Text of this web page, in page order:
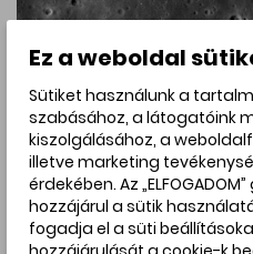
Ez a weboldal
Sütiket használunk a
szabásához, a látogatóink
kiszolgálásához, a
illetve marketing
érdekében. Az
hozzájárul a sütik
fogadja el a süti